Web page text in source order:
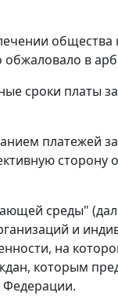
общества
в
сроки платы
платежей
сторону
среды"
и
на
которым
Федерации.